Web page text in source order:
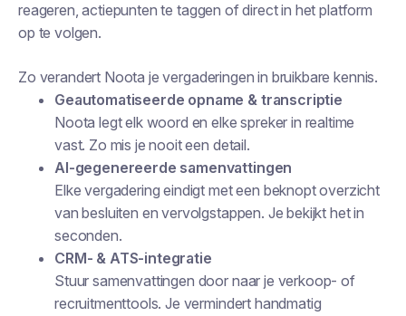
reageren, actiepunten te taggen of direct in het platform
op te volgen.
Zo verandert Noota je vergaderingen in bruikbare kennis.
Geautomatiseerde opname & transcriptie
Noota legt elk woord en elke spreker in realtime
vast. Zo mis je nooit een detail.
AI-gegenereerde samenvattingen
Elke vergadering eindigt met een beknopt overzicht
van besluiten en vervolgstappen. Je bekijkt het in
seconden.
CRM- & ATS-integratie
Stuur samenvattingen door naar je verkoop- of
recruitmenttools. Je vermindert handmatig